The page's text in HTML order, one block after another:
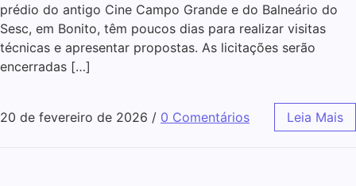
prédio do antigo Cine Campo Grande e do Balneário do
Sesc, em Bonito, têm poucos dias para realizar visitas
técnicas e apresentar propostas. As licitações serão
encerradas […]
20 de fevereiro de 2026 / 0 Comentários Leia Mais